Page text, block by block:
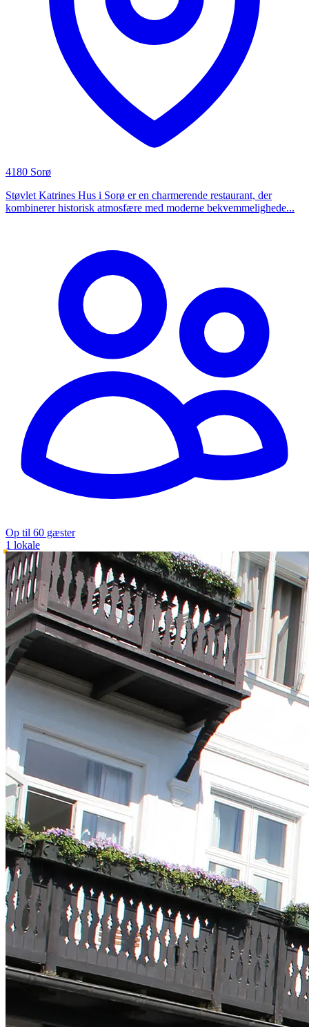
4180 Sorø
Støvlet Katrines Hus i Sorø er en charmerende restaurant, der
kombinerer historisk atmosfære med moderne bekvemmelighede...
Op til 60 gæster
1 lokale